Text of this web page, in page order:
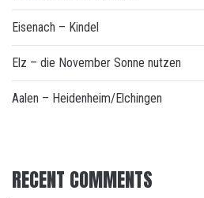
Eisenach – Kindel
Elz – die November Sonne nutzen
Aalen – Heidenheim/Elchingen
RECENT COMMENTS